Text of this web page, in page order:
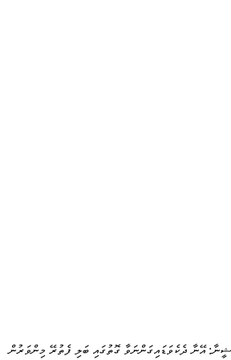
އޭނާ ދެކެވަޑައިގަންނަވާ ގޮތުގައި ބަލި ފެތުރޭ މިންވަރުން